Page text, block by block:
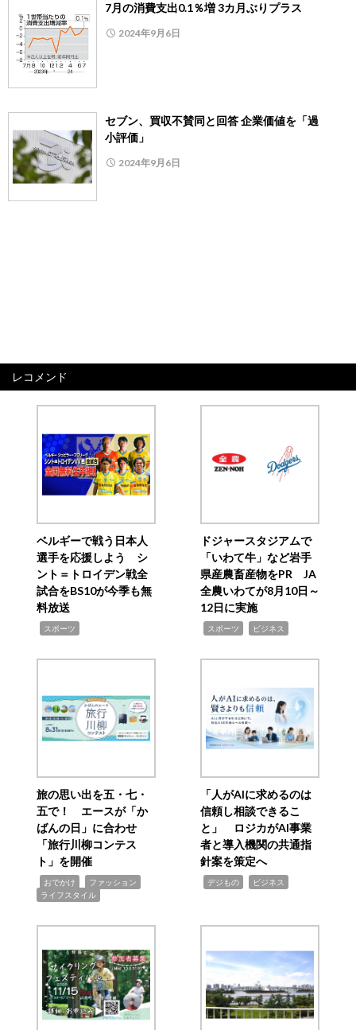
7月の消費支出0.1％増 3カ月ぶりプラス
2024年9月6日
セブン、買収不賛同と回答 企業価値を「過
小評価」
2024年9月6日
レコメンド
ベルギーで戦う日本人
選手を応援しよう シ
ント＝トロイデン戦全
試合をBS10が今季も無
料放送
スポーツ
ドジャースタジアムで
「いわて牛」など岩手
県産農畜産物をPR JA
全農いわてが8月10日～
12日に実施
スポーツ ビジネス
旅の思い出を五・七・
五で！ エースが「か
ばんの日」に合わせ
「旅行川柳コンテス
ト」を開催
おでかけ ファッション
ライフスタイル
「人がAIに求めるのは
信頼し相談できるこ
と」 ロジカがAI事業
者と導入機関の共通指
針案を策定へ
デジもの ビジネス